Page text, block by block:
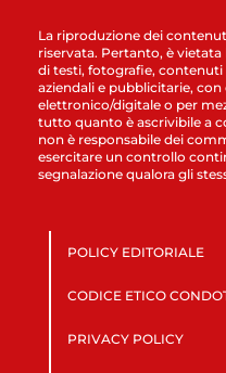
La riproduzione dei
riservata. Pertanto, è vietata
di testi, fotografie,
aziendali e pubblicitarie,
elettronico/digitale o per
tutto quanto è ascrivibile a
non è responsabile dei
esercitare un controllo
segnalazione qualora gli
POLICY EDITORIALE
CODICE ETICO
PRIVACY POLICY